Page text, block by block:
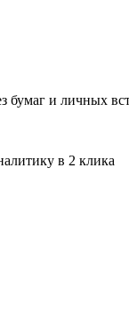
бумаг и личных
в 2 клика